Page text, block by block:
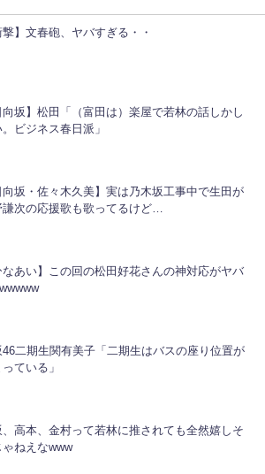
撃】文春砲、ヤバすぎる・・
向坂】松田「（富田は）楽屋で若林の話しかし
。ビジネス春日派」
向坂・佐々木久美】実は乃木坂工事中で生田が
謙次の応援歌も歌ってるけど…
なあい】この回の松田好花さんの神対応がヤバ
46二期生関有美子「二期生はバスの座り位置が
ている」
、高本、金村って若林に推されても全然嬉しそ
ゃねえなwww